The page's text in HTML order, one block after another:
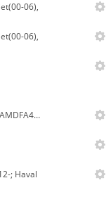
06),
06),
Фильтр воздушный HAVAL H6, 2014-, CA AMDFA413
; Haval